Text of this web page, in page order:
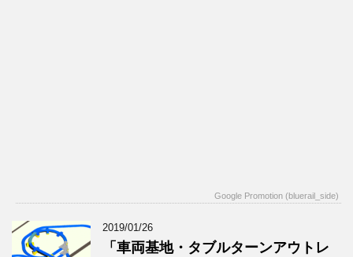
Google Promotion (bluerail_side)
2019/01/26
「車両基地・タブルターンアウトレ